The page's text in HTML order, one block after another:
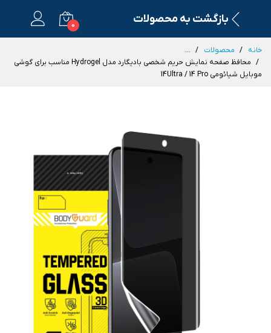
بازگشت به محصولات 0
خانه محصولات
...
محافظ صفحه نمایش حریم شخصی بادیگارد مدل Hydrogel مناسب برای گوشی
موبایل شیائومی 14Ultra / 14 Pro